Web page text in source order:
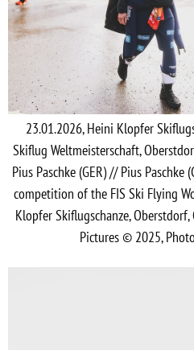
23.01.2026, Heini Klopfer
Skiflug Weltmeisterschaft,
Pius Paschke (GER) // Pius
competition of the FIS Ski Flying
Klopfer Skiflugschanze,
Pictures © 2025,